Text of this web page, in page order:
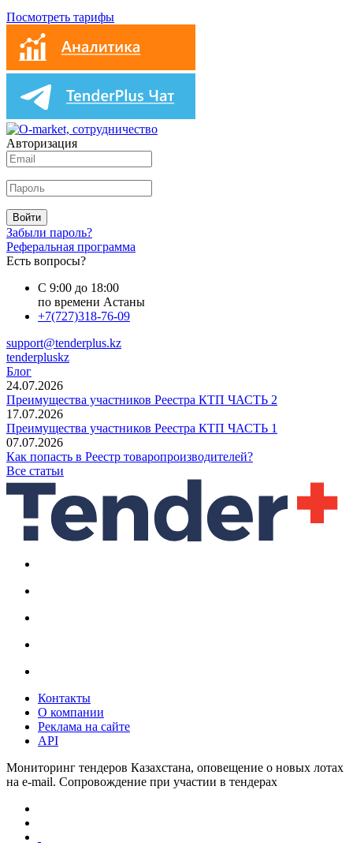
Посмотреть тарифы
Авторизация
Войти
Забыли пароль?
Реферальная программа
Есть вопросы?
С 9:00 до 18:00
по времени Астаны
+7(727)318-76-09
support@tenderplus.kz
tenderpluskz
Блог
24.07.2026
Преимущества участников Реестра КТП ЧАСТЬ 2
17.07.2026
Преимущества участников Реестра КТП ЧАСТЬ 1
07.07.2026
Как попасть в Реестр товаропроизводителей?
Все статьи
Контакты
О компании
Реклама на сайте
API
Мониторинг тендеров Казахстана, оповещение о новых лотах
на e-mail. Сопровождение при участии в тендерах